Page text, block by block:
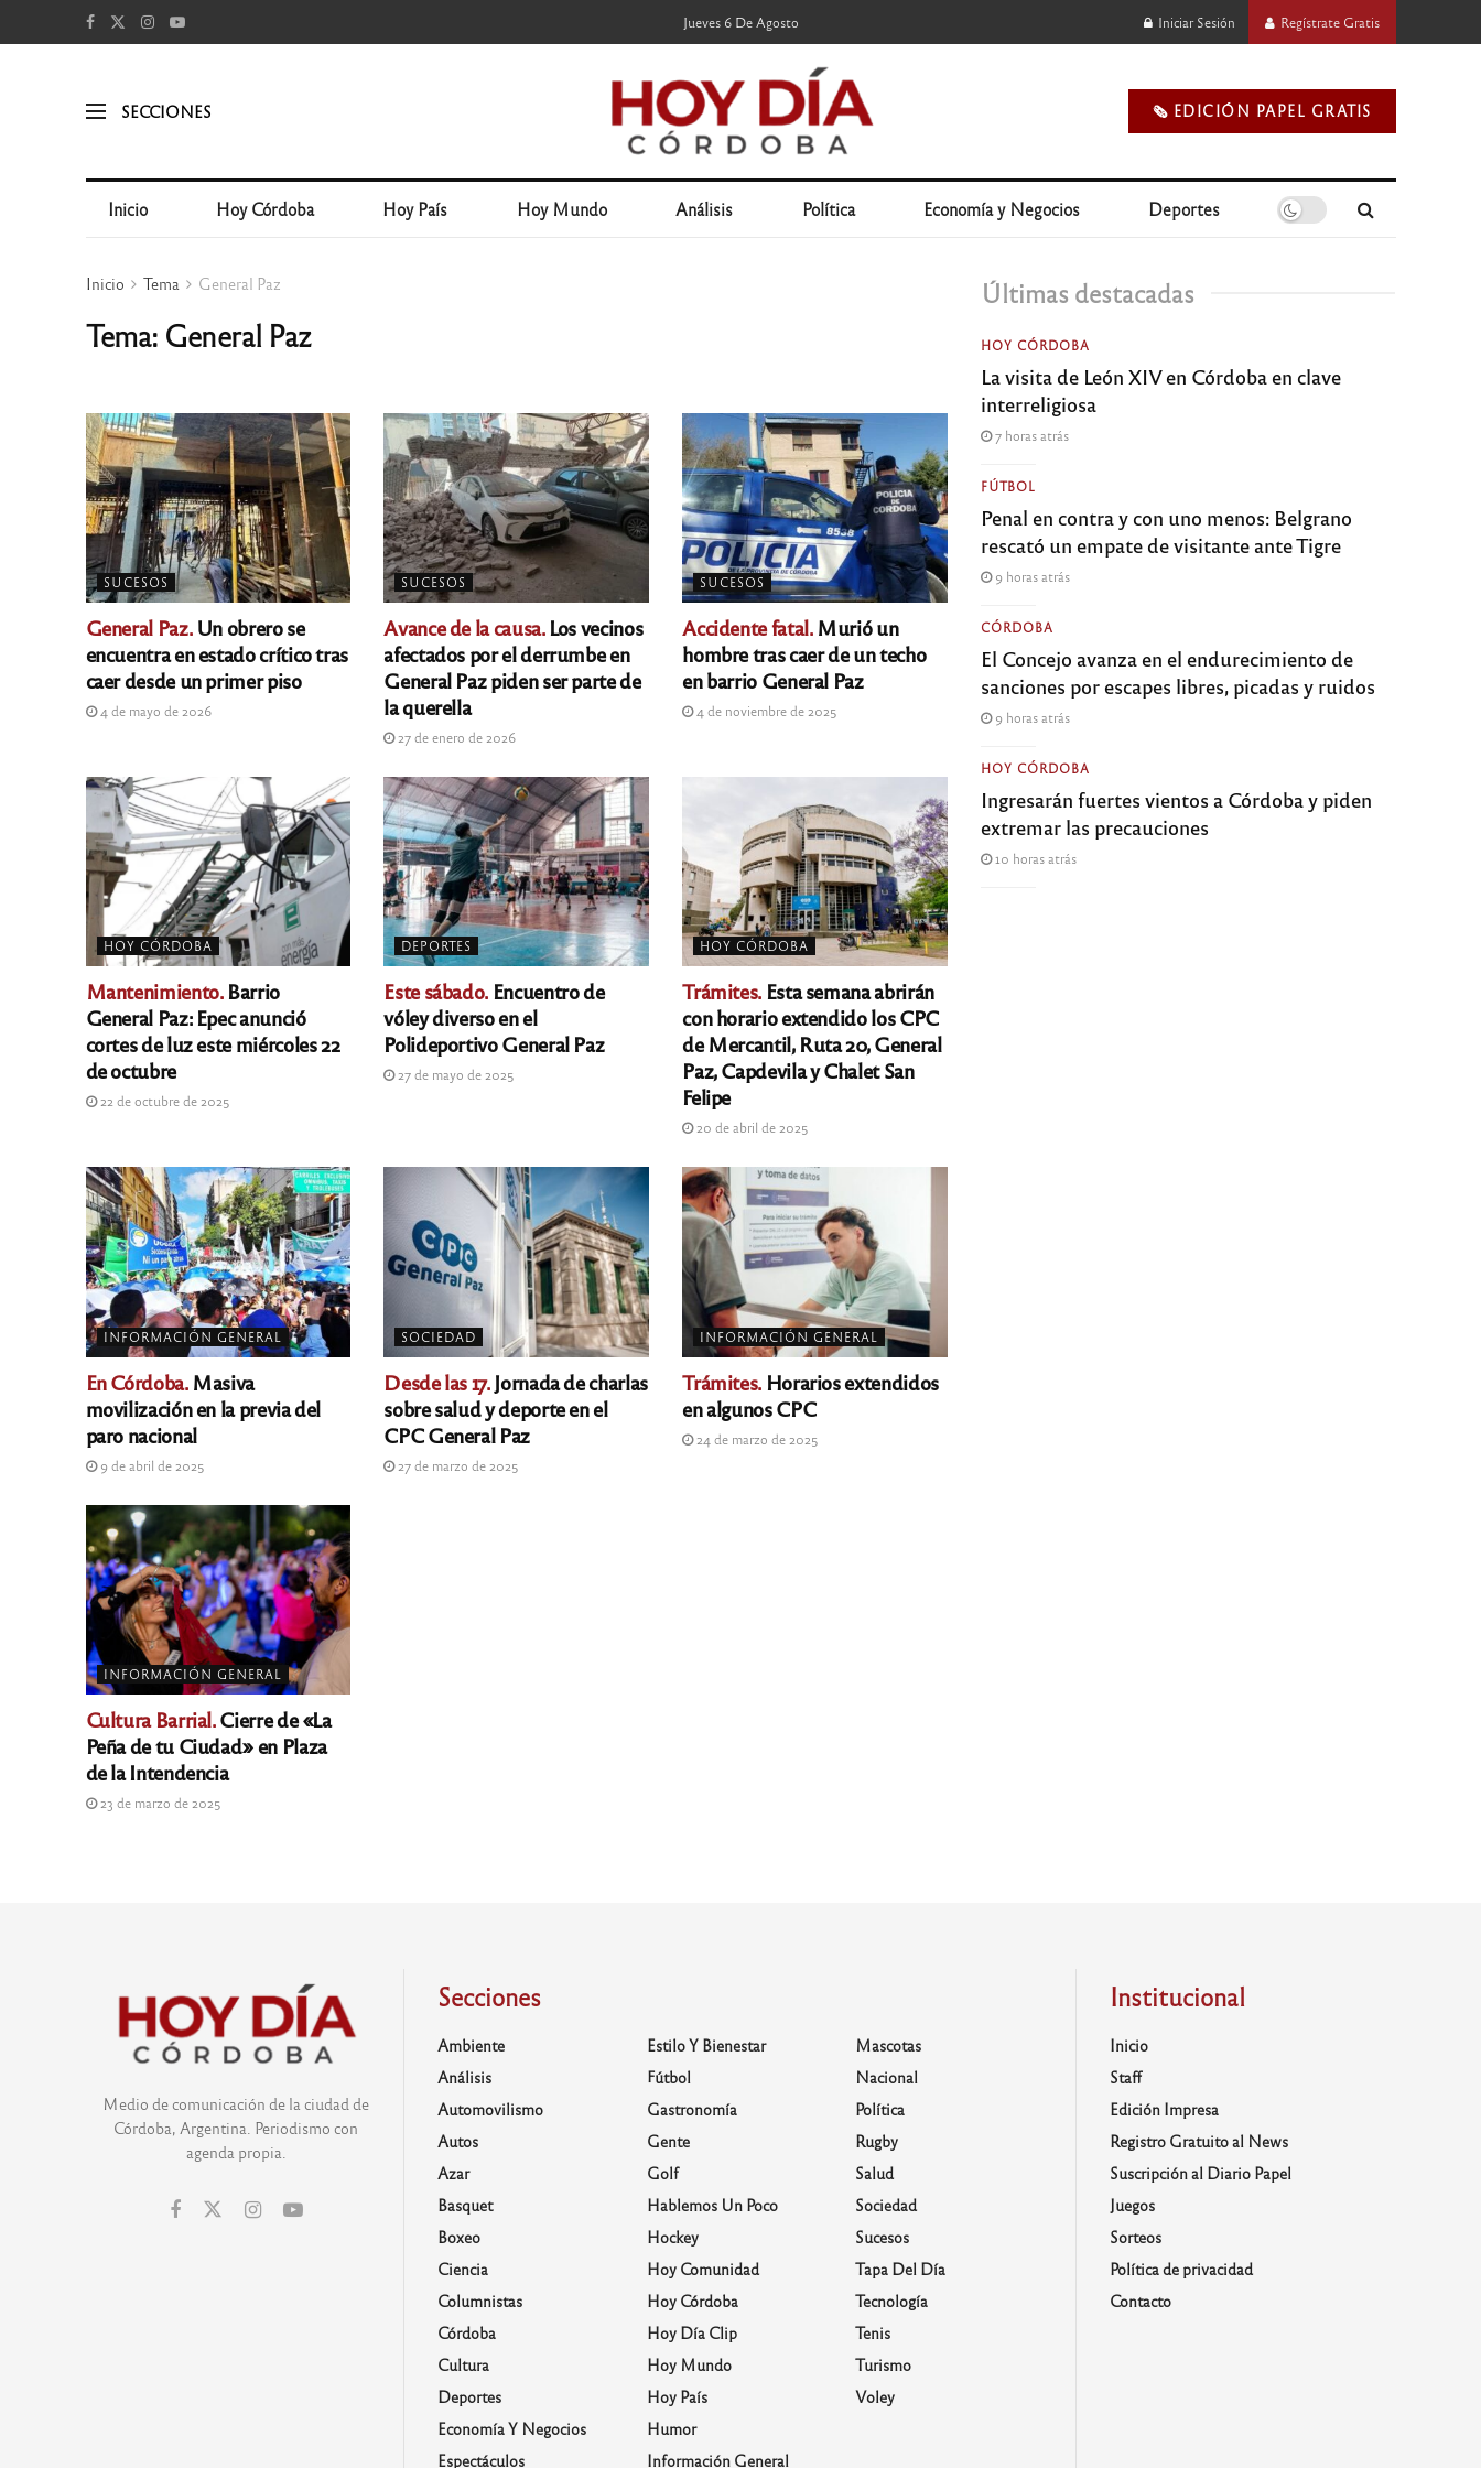
Jueves 6 De Agosto Iniciar Sesión Regístrate Gratis
SECCIONES 🗞️ EDICIÓN PAPEL GRATIS
Inicio Hoy Córdoba Hoy País Hoy Mundo Análisis Política Economía y Negocios Deportes
Inicio Tema General Paz
Tema: General Paz
SUCESOS
General Paz.Un obrero se
encuentra en estado crítico tras
caer desde un primer piso
4 de mayo de 2026
SUCESOS
Avance de la causa.Los vecinos
afectados por el derrumbe en
General Paz piden ser parte de
la querella
27 de enero de 2026
SUCESOS
Accidente fatal.Murió un
hombre tras caer de un techo
en barrio General Paz
4 de noviembre de 2025
HOY CÓRDOBA
Mantenimiento.Barrio
General Paz: Epec anunció
cortes de luz este miércoles 22
de octubre
22 de octubre de 2025
DEPORTES
Este sábado. Encuentro de
vóley diverso en el
Polideportivo General Paz
27 de mayo de 2025
HOY CÓRDOBA
Trámites. Esta semana abrirán
con horario extendido los CPC
de Mercantil, Ruta 20, General
Paz, Capdevila y Chalet San
Felipe
20 de abril de 2025
INFORMACIÓN GENERAL
En Córdoba.Masiva
movilización en la previa del
paro nacional
9 de abril de 2025
SOCIEDAD
Desde las 17.Jornada de charlas
sobre salud y deporte en el
CPC General Paz
27 de marzo de 2025
INFORMACIÓN GENERAL
Trámites. Horarios extendidos
en algunos CPC
24 de marzo de 2025
INFORMACIÓN GENERAL
Cultura Barrial.Cierre de «La
Peña de tu Ciudad» en Plaza
de la Intendencia
23 de marzo de 2025
Últimas destacadas
HOY CÓRDOBA
La visita de León XIV en Córdoba en clave
interreligiosa
7 horas atrás
FÚTBOL
Penal en contra y con uno menos: Belgrano
rescató un empate de visitante ante Tigre
9 horas atrás
CÓRDOBA
El Concejo avanza en el endurecimiento de
sanciones por escapes libres, picadas y ruidos
9 horas atrás
HOY CÓRDOBA
Ingresarán fuertes vientos a Córdoba y piden
extremar las precauciones
10 horas atrás
Medio de comunicación de la ciudad de
Córdoba, Argentina. Periodismo con
agenda propia.
Secciones
Ambiente
Análisis
Automovilismo
Autos
Azar
Basquet
Boxeo
Ciencia
Columnistas
Córdoba
Cultura
Deportes
Economía Y Negocios
Espectáculos
Estilo Y Bienestar
Fútbol
Gastronomía
Gente
Golf
Hablemos Un Poco
Hockey
Hoy Comunidad
Hoy Córdoba
Hoy Día Clip
Hoy Mundo
Hoy País
Humor
Información General
Mascotas
Nacional
Política
Rugby
Salud
Sociedad
Sucesos
Tapa Del Día
Tecnología
Tenis
Turismo
Voley
Institucional
Inicio
Staff
Edición Impresa
Registro Gratuito al News
Suscripción al Diario Papel
Juegos
Sorteos
Política de privacidad
Contacto